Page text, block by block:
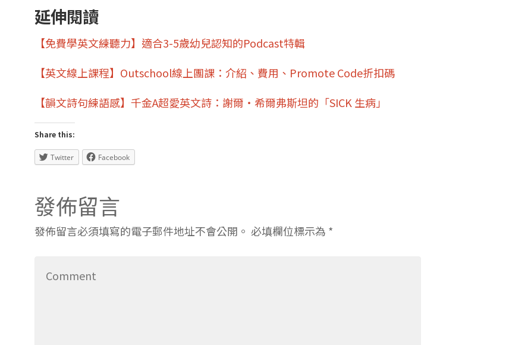
延伸閱讀
【免費學英文練聽力】適合3-5歲幼兒認知的Podcast特輯
【英文線上課程】Outschool線上團課：介紹、費用、Promote Code折扣碼
【韻文詩句練語感】千金A超愛英文詩：謝爾‧希爾弗斯坦的「SICK 生病」
Share this:
Twitter Facebook
發佈留言
發佈留言必須填寫的電子郵件地址不會公開。 必填欄位標示為 *